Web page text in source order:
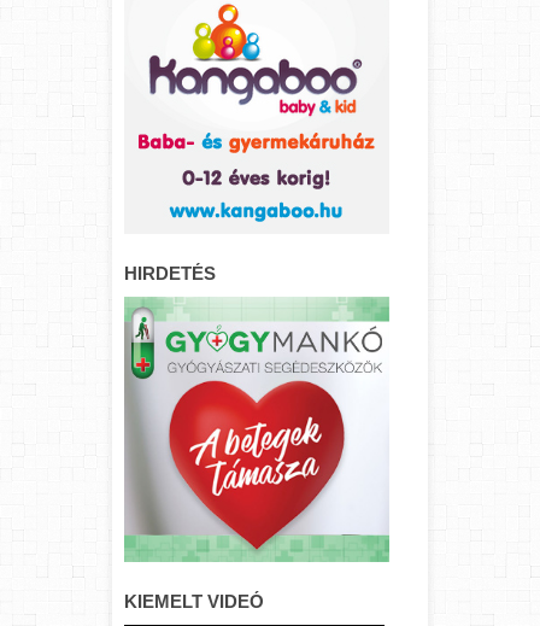
HIRDETÉS
KIEMELT VIDEÓ